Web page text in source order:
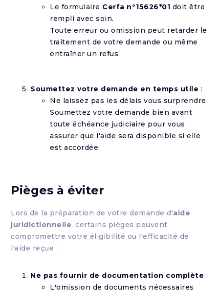
Le formulaire Cerfa n°15626*01 doit être
rempli avec soin.
Toute erreur ou omission peut retarder le
traitement de votre demande ou même
entraîner un refus.
Soumettez votre demande en temps utile :
Ne laissez pas les délais vous surprendre.
Soumettez votre demande bien avant
toute échéance judiciaire pour vous
assurer que l'aide sera disponible si elle
est accordée.
Pièges à éviter
Lors de la préparation de votre demande d'aide
juridictionnelle, certains pièges peuvent
compromettre votre éligibilité ou l'efficacité de
l'aide reçue :
Ne pas fournir de documentation complète :
L'omission de documents nécessaires